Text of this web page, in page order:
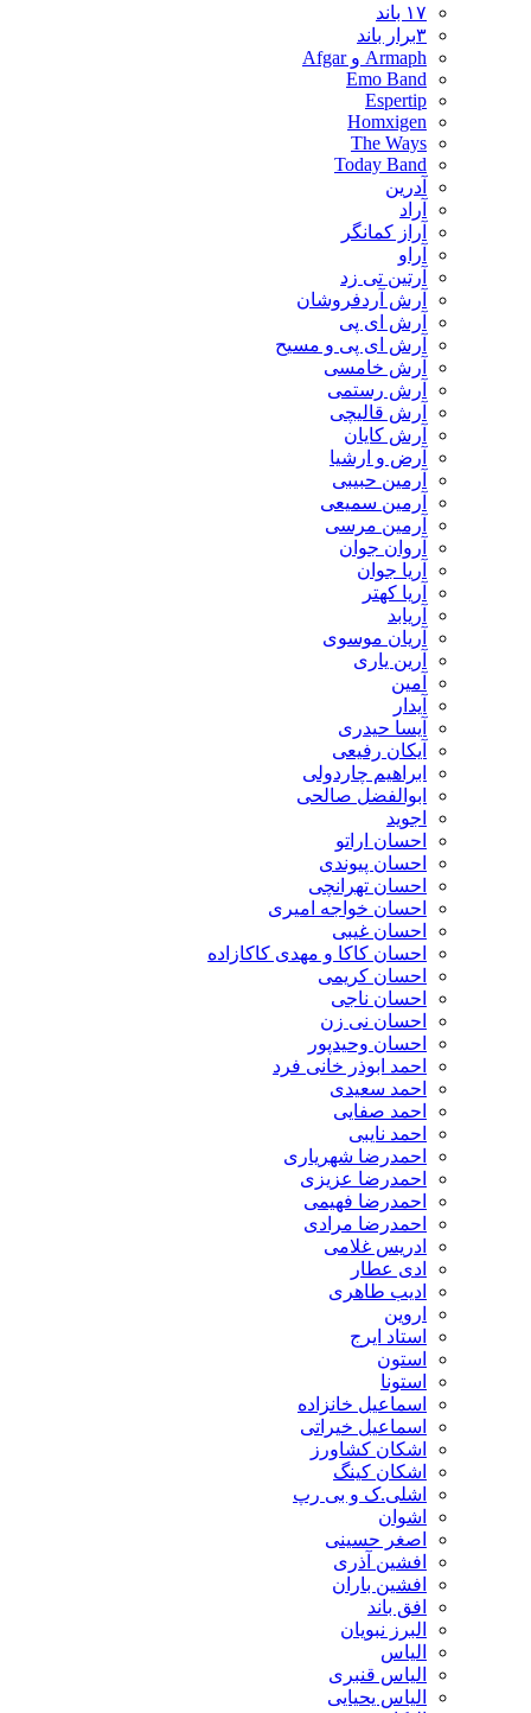
۱۷ باند
۳برار باند
Armaph و Afgar
Emo Band
Espertip
Homxigen
The Ways
Today Band
آدرین
آراد
آراز کمانگر
آراو
آرتین تی زد
آرش آردفروشان
آرش ای پی
آرش ای پی و مسیح
آرش خامسی
آرش رستمی
آرش قالیچی
آرش کایان
​آرض و ارشیا
آرمین حبیبی
آرمین سمیعی
آرمین مرسی
آروان جوان
آریا جوان
آریا کهتر
آریابد
آریان موسوی
آرین یاری
آمین
آیدار
آیسا حیدری
آیکان رفیعی
ابراهیم چاردولی
ابوالفضل صالحی
اجوید
احسان اراتو
احسان پیوندی
احسان تهرانچی
احسان خواجه امیری
احسان غیبی
احسان کاکا و مهدی کاکازاده
احسان کریمی
احسان ناجی
احسان نی زن
احسان وحیدپور
احمد ابوذر خانی فرد
احمد سعیدی
احمد صفایی
احمد نایبی
احمدرضا شهریاری
احمدرضا عزیزی
احمدرضا فهیمی
احمدرضا مرادی
ادریس غلامی
ادی عطار
ادیب طاهری
اروین
استاد ایرج
استون
استونا
اسماعیل خانزاده
اسماعیل خیراتی
اشکان کشاورز
اشکان کینگ
اشلی.ک و بی رپ
اشوان
اصغر حسینی
افشین آذری
افشین باران
افق باند
البرز نبویان
الیاس
الیاس قنبرى
الیاس یحیایی